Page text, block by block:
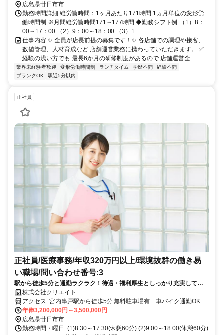
広島県廿日市市
勤務時間詳細 総労働時間：1ヶ月あたり171時間 1ヵ月単位の変形労
働時間制 ※月間総労働時間171～177時間 ◆勤務シフト例 （1）8：
00～17：00 （2）9：00～18：00 （3）1...
仕事内容 ✨ 全員が店長前提の募集です！✨ 各店舗での調理や接客、
数値管理、人材育成など 店舗運営業務に携わっていただきます。 ✅
経験の浅い方でも 最長6か月の研修制度があるので 店舗運営全...
業界未経験者歓迎 変形労働時間制 ランチタイム 学歴不問
経験不問
ブランクOK
駅近5分以内
正社員
正社員/医療事務/年収320万円以上/環境抜群の働き易
い職場/問い合わせ番号:3
駅から徒歩5分と通勤ラクラク！待遇・福利厚生としっかり充実してい
るので長期安定勤務したい方にはおすすめのお仕事です！
株式会社クリエイト
アクセス: 宮内串戸駅から徒歩5分 無料駐車場有 車バイク通勤OK
年俸3,200,000円～3,500,000円
広島県廿日市市
勤務時間・曜日: (1)8:30～17:30(休憩60分) (2)9:00～18:00(休憩60分)